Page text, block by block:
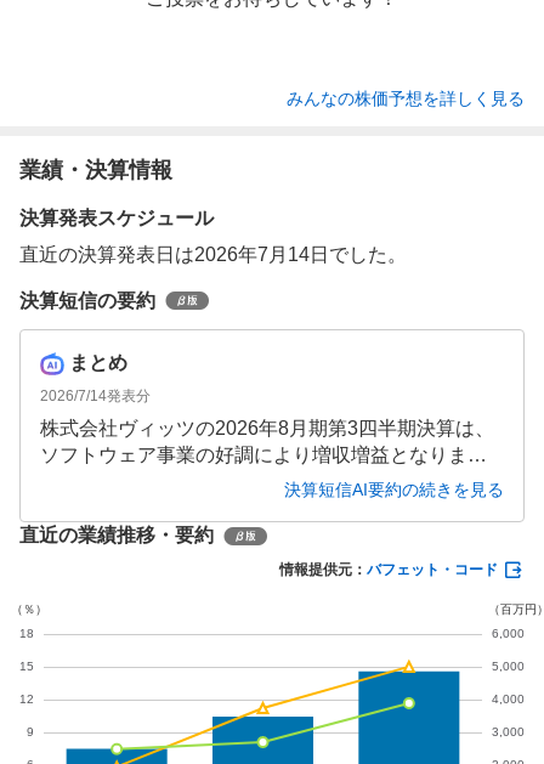
みんなの株価予想を詳しく見る
業績・決算情報
決算発表スケジュール
直近の決算発表日は2026年7月14日でした。
決算短信の要約
まとめ
2026/7/14発表分
株式会社ヴィッツの2026年8月期第3四半期決算は、
ソフトウェア事業の好調により増収増益となりまし
た。売上高42.97億円(前年同期比16.7％増)、営業利
正されています。自動車向け組込みソフトウェアや
セキュリティ関連の需要が伸長しており、今後の成
決算短信AI要約の続きを見る
直近の業績推移・要約
情報提供元： バフェット・コード